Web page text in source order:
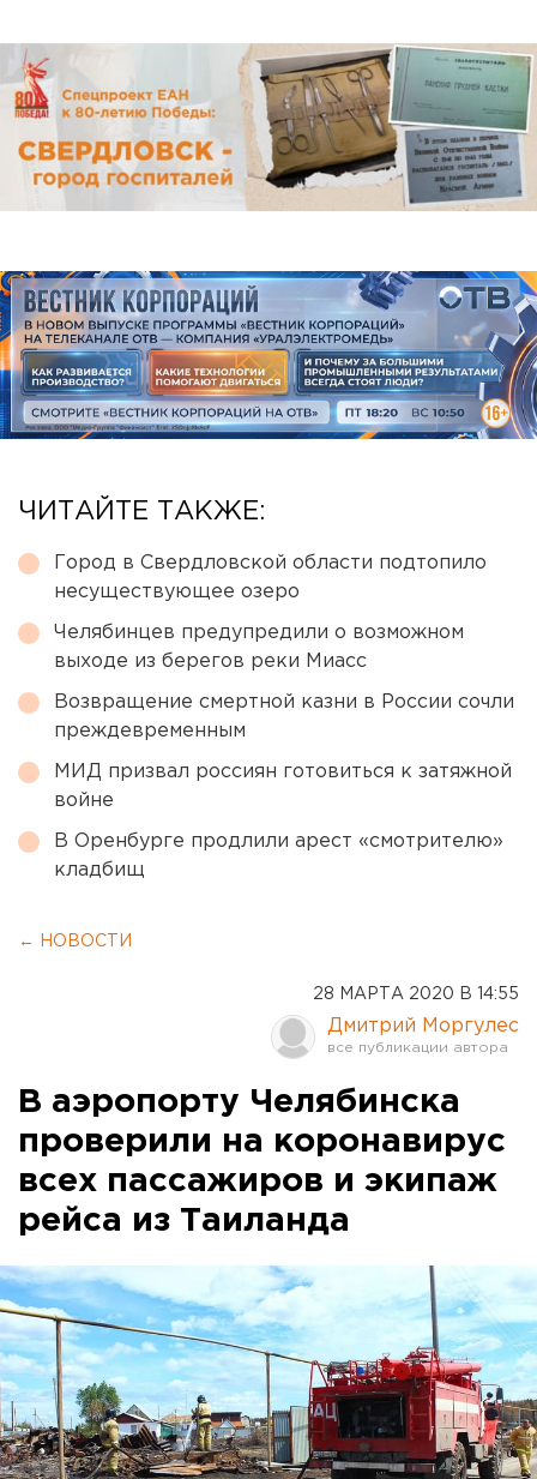
ЧИТАЙТЕ ТАКЖЕ:
Город в Свердловской области подтопило
несуществующее озеро
Челябинцев предупредили о возможном
выходе из берегов реки Миасс
Возвращение смертной казни в России сочли
преждевременным
МИД призвал россиян готовиться к затяжной
войне
В Оренбурге продлили арест «смотрителю»
кладбищ
← НОВОСТИ
28 МАРТА 2020 В 14:55
Дмитрий Моргулес
В аэропорту Челябинска
проверили на коронавирус
всех пассажиров и экипаж
рейса из Таиланда